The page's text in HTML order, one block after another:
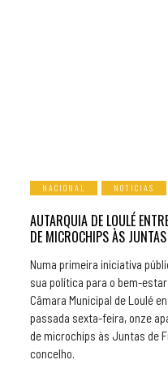
NACIONAL NOTICIAS
AUTARQUIA DE LOULÉ
DE MICROCHIPS ÀS
Numa primeira iniciativa
sua política para o bem-
Câmara Municipal de Loulé
passada sexta-feira, onze
de microchips às Juntas de
concelho.